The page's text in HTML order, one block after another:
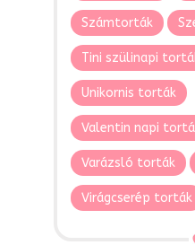
Számtorták
Tini szülinapi
Unikornis torták
Valentin napi
Varázsló torták
Virágcserép torták